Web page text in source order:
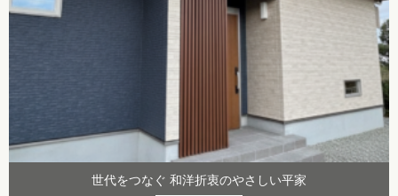
世代をつなぐ 和洋折衷のやさしい平家